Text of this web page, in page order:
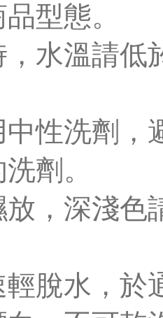
型態。
，水溫請低
中性洗劑，
劑。
放，深淺色
輕脫水，於